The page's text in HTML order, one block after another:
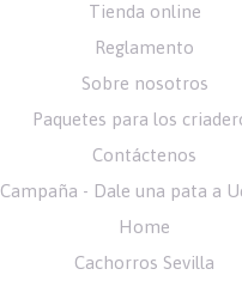
Tienda online
Reglamento
Sobre nosotros
Paquetes para los
Contáctenos
Campaña - Dale una pata a
Home
Cachorros Sevilla